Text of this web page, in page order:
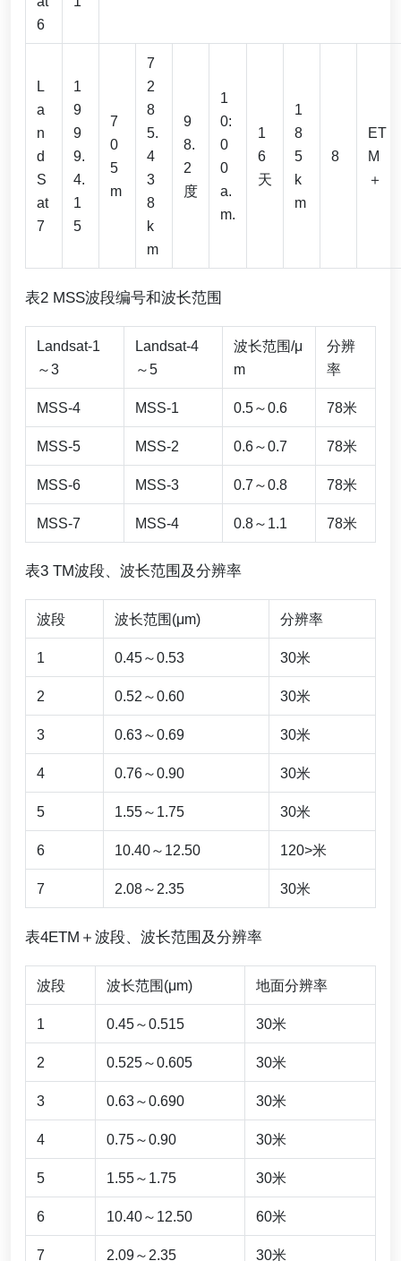
6
L
a
n
d
S
at
7
1
9
9
9.
4.
1
5
7
0
5
m
7
2
8
5.
4
3
8
k
m
9
8.
2
度
1
0:
0
0
a.
m.
1
6
天
1
8
5
k
m
8
ET
M
＋
表2 MSS波段编号和波长范围
Landsat-1
～3
Landsat-4
～5
波长范围/μ
m
分辨
率
MSS-4 MSS-1 0.5～0.6 78米
MSS-5 MSS-2 0.6～0.7 78米
MSS-6 MSS-3 0.7～0.8 78米
MSS-7 MSS-4 0.8～1.1 78米
表3 TM波段、波长范围及分辨率
波段 波长范围(μm) 分辨率
1 0.45～0.53 30米
2 0.52～0.60 30米
3 0.63～0.69 30米
4 0.76～0.90 30米
5 1.55～1.75 30米
6 10.40～12.50 120>米
7 2.08～2.35 30米
表4ETM＋波段、波长范围及分辨率
波段 波长范围(μm) 地面分辨率
1 0.45～0.515 30米
2 0.525～0.605 30米
3 0.63～0.690 30米
4 0.75～0.90 30米
5 1.55～1.75 30米
6 10.40～12.50 60米
7 2.09～2.35 30米